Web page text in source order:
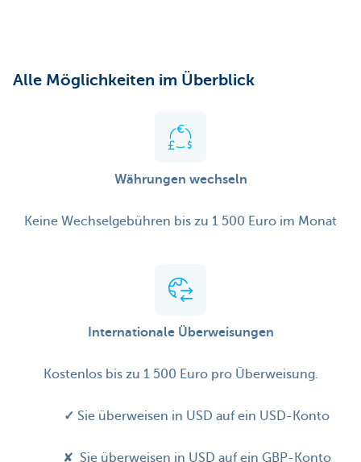
Alle Möglichkeiten im Überblick
Währungen wechseln
Keine Wechselgebühren bis zu 1 500 Euro im Monat
Internationale Überweisungen
Kostenlos bis zu 1 500 Euro pro Überweisung.
✓ Sie überweisen in USD auf ein USD-Konto
✘ Sie überweisen in USD auf ein GBP-Konto